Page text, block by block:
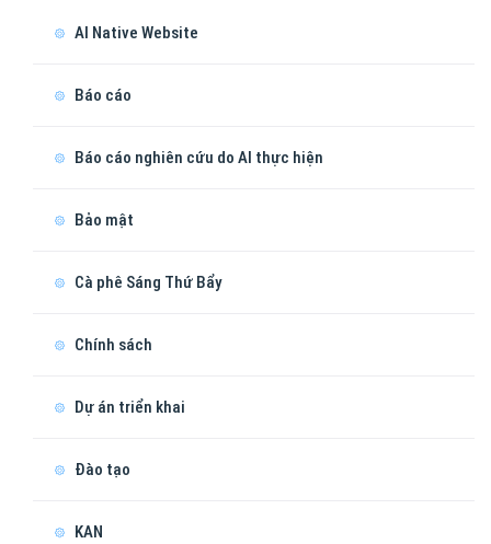
AI Native Website
Báo cáo
Báo cáo nghiên cứu do AI thực hiện
Bảo mật
Cà phê Sáng Thứ Bẩy
Chính sách
Dự án triển khai
Đào tạo
KAN